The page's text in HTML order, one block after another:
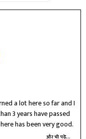
a lot here so far and I
3 years have passed
has been very good.
और भी पढ़ें...